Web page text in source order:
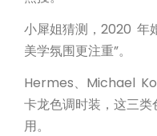
小犀姐猜测，2020 年
美学氛围更注重”。
Hermes、Michael
卡龙色调时装，这三
用。